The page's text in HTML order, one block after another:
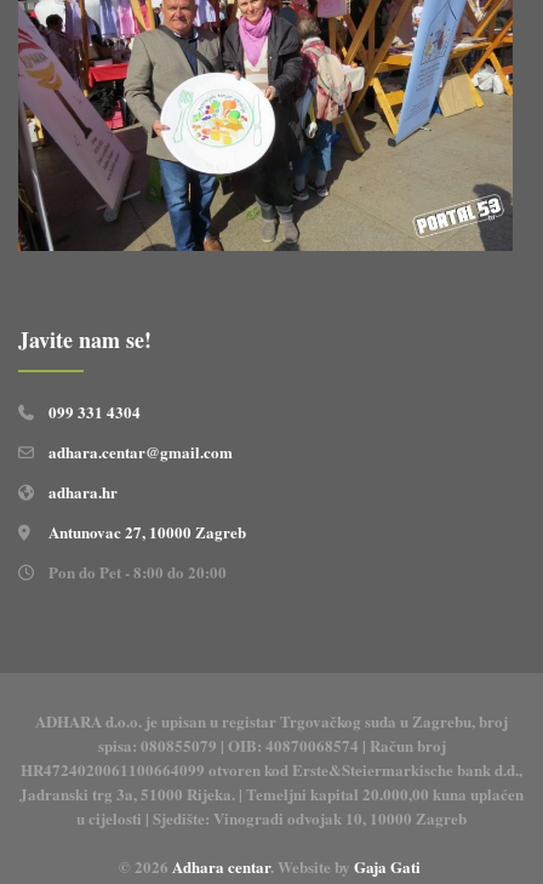
Javite nam se!
099 331 4304
adhara.centar@gmail.com
adhara.hr
Antunovac 27, 10000 Zagreb
Pon do Pet - 8:00 do 20:00
ADHARA d.o.o. je upisan u registar Trgovačkog suda u Zagrebu, broj
spisa: 080855079 | OIB: 40870068574 | Račun broj
HR4724020061100664099 otvoren kod Erste&Steiermarkische bank d.d.,
Jadranski trg 3a, 51000 Rijeka. | Temeljni kapital 20.000,00 kuna uplaćen
u cijelosti | Sjedište: Vinogradi odvojak 10, 10000 Zagreb
© 2026 Adhara centar. Website by Gaja Gati